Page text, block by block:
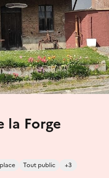
la Forge
Tout public +3